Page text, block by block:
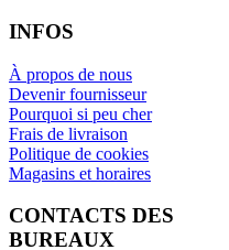
INFOS
À propos de nous
Devenir fournisseur
Pourquoi si peu cher
Frais de livraison
Politique de cookies
Magasins et horaires
CONTACTS DES
BUREAUX